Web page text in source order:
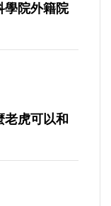
學院外籍院
老虎可以和